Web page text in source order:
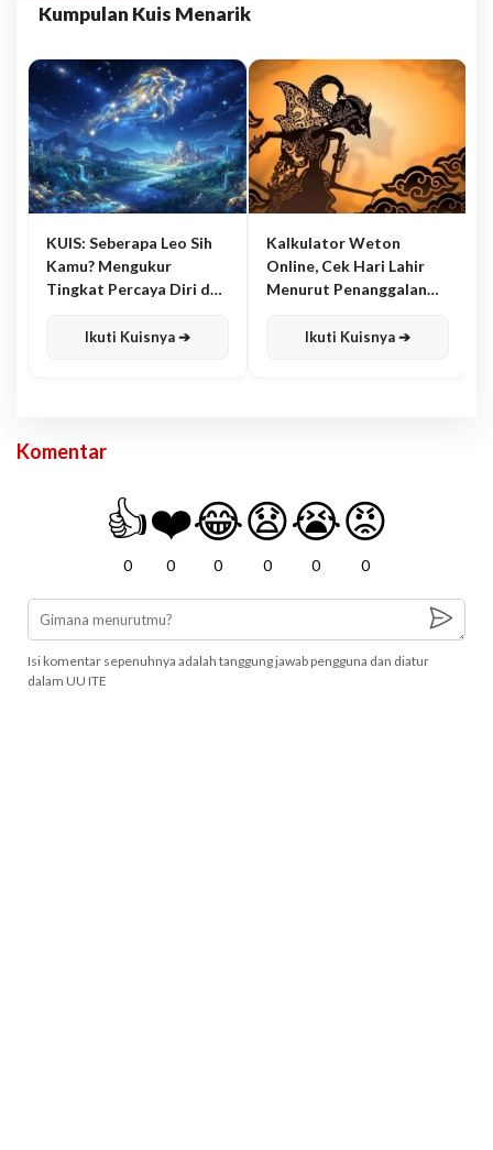
Kumpulan Kuis Menarik
KUIS: Seberapa Leo Sih
Kamu? Mengukur
Tingkat Percaya Diri dan
Ikuti Kuisnya ➔
Kalkulator Weton
Online, Cek Hari Lahir
Menurut Penanggalan
Ikuti Kuisnya ➔
Komentar
👍
0
❤️
0
😂
0
😧
0
😭
0
😡
0
Isi komentar sepenuhnya adalah tanggung jawab pengguna dan diatur
dalam UU ITE